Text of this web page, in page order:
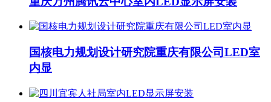
国核电力规划设计研究院重庆有限公司LED室
内显